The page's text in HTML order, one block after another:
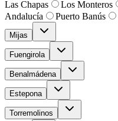
Las Chapas Los Monteros
Andalucía
Puerto Banús
Mijas
Fuengirola
Benalmádena
Estepona
Torremolinos